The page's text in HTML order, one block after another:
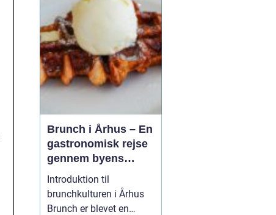
samlingspunkter, hvor
mennesker fra alle
samfundslag kan mødes
og dele uforglemmelige
opl...
Brunch i Århus – En
gastronomisk rejse
gennem byens
bedste
morgenmadsspot
Introduktion til
brunchkulturen i Århus
Brunch er blevet en